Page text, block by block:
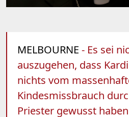
MELBOURNE - Es sei
auszugehen, dass
nichts vom
Kindesmissbrauch
Priester gewusst